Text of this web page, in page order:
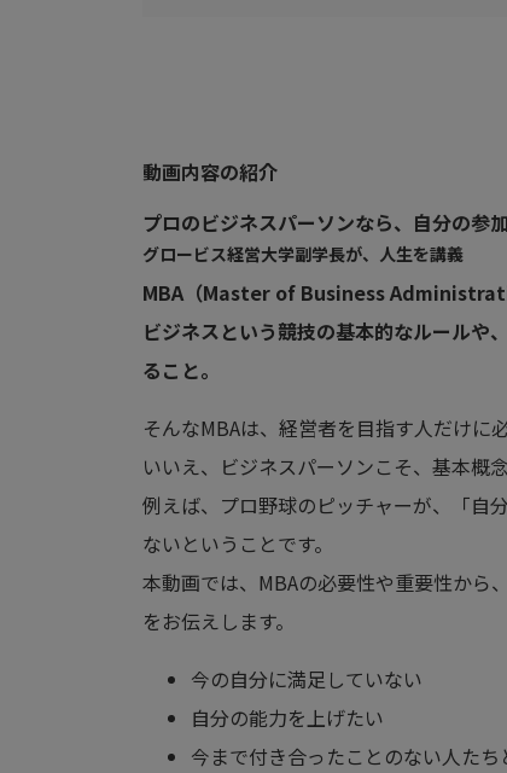
動画内容の紹介
プロのビジネスパーソンなら、自分の参
グロービス経営大学副学長が、人生を講義
MBA（Master of Business
ビジネスという競技の基本的なルールや
ること。
そんなMBAは、経営者を目指す人だけに
いいえ、ビジネスパーソンこそ、基本概
例えば、プロ野球のピッチャーが、「自
ないということです。
本動画では、MBAの必要性や重要性から
をお伝えします。
今の自分に満足していない
自分の能力を上げたい
今まで付き合ったことのない人た